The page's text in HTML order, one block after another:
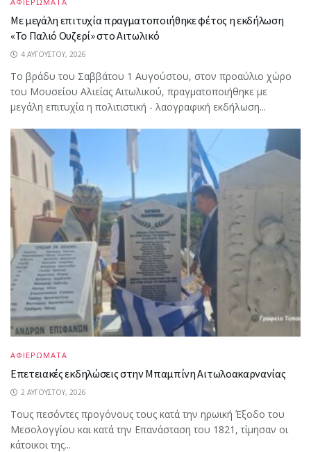
Με μεγάλη επιτυχία πραγματοποιήθηκε φέτος η εκδήλωση
«Το Παλιό Ουζερί» στο Αιτωλικό
4 ΑΥΓΟΎΣΤΟΥ, 2026
Το βράδυ του Σαββάτου 1 Αυγούστου, στον προαύλιο χώρο
του Μουσείου Αλιείας Αιτωλικού, πραγματοποιήθηκε με
μεγάλη επιτυχία η πολιτιστική - λαογραφική εκδήλωση...
ΑΦΙΕΡΩΜΑΤΑ
Επετειακές εκδηλώσεις στην Μπαμπίνη Αιτωλοακαρνανίας
2 ΑΥΓΟΎΣΤΟΥ, 2026
Τους πεσόντες προγόνους τους κατά την ηρωική Έξοδο του
Μεσολογγίου και κατά την Επανάσταση του 1821, τίμησαν οι
κάτοικοι της...